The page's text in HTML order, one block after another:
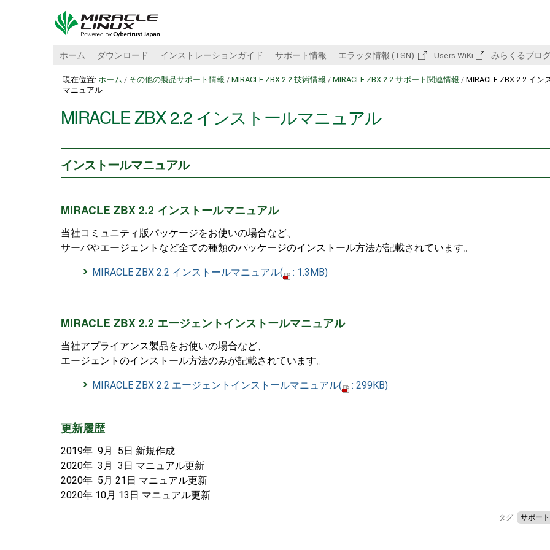
ホーム ダウンロード インストレーションガイド サポート情報 エラッタ情報 (TSN) Users WiKi みらくるブロ
現在位置: ホーム / その他の製品サポート情報 / MIRACLE ZBX 2.2 技術情報 / MIRACLE ZBX 2.2 サポート関連情報 / MIRACLE ZBX 2.2 イン
マニュアル
MIRACLE ZBX 2.2 インストールマニュアル
インストールマニュアル
MIRACLE ZBX 2.2 インストールマニュアル
当社コミュニティ版パッケージをお使いの場合など、
サーバやエージェントなど全ての種類のパッケージのインストール方法が記載されています。
MIRACLE ZBX 2.2 インストールマニュアル( : 1.3MB)
MIRACLE ZBX 2.2 エージェントインストールマニュアル
当社アプライアンス製品をお使いの場合など、
エージェントのインストール方法のみが記載されています。
MIRACLE ZBX 2.2 エージェントインストールマニュアル( : 299KB)
更新履歴
2019年 9月 5日 新規作成
2020年 3月 3日 マニュアル更新
2020年 5月 21日 マニュアル更新
2020年 10月 13日 マニュアル更新
タグ: サポー